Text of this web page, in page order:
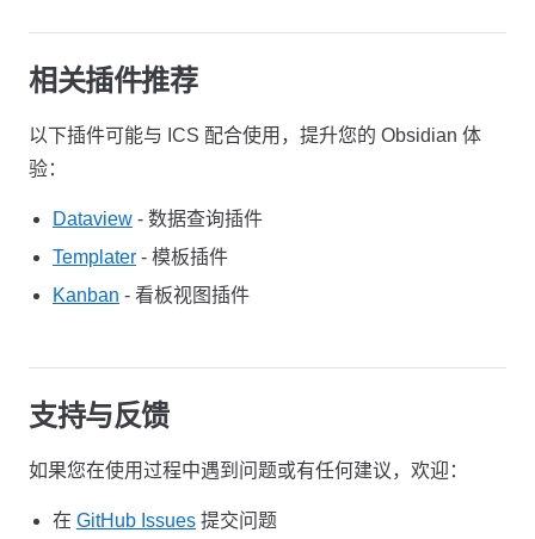
相关插件推荐
以下插件可能与 ICS 配合使用，提升您的 Obsidian 体
验：
Dataview - 数据查询插件
Templater - 模板插件
Kanban - 看板视图插件
支持与反馈
如果您在使用过程中遇到问题或有任何建议，欢迎：
在 GitHub Issues 提交问题